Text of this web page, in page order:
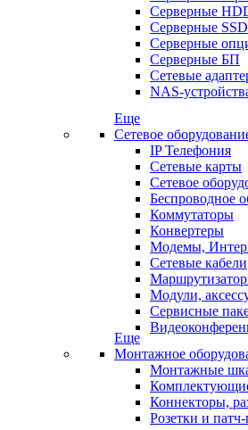
Серверные
Серверные SSD
Серверные
Серверные БП
Сетевые
NAS-
Еще
Сетевое
IP Телефония
Сетевые карты
Сетевое
Беспроводное
Коммутаторы
Конвертеры
Модемы,
Сетевые кабели
Модули,
Сервисные
Еще
Монтажное
Монтажные
Коннекторы,
Розетки и